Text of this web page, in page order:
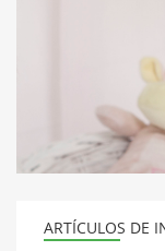
ARTÍCULOS DE